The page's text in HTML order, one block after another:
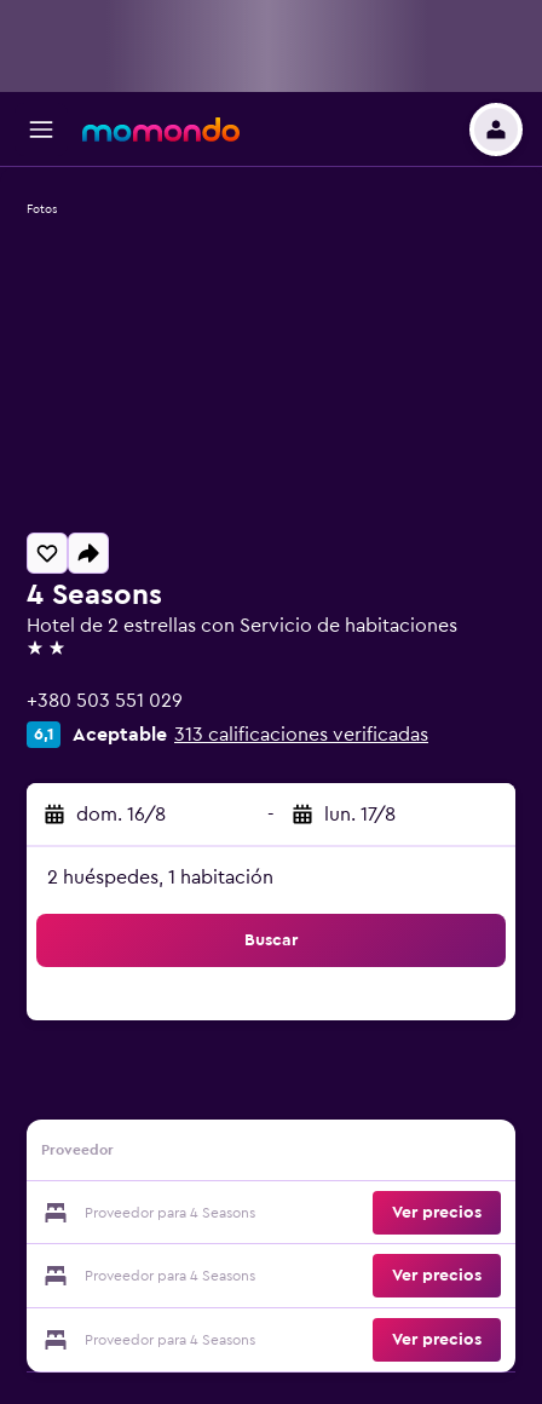
4 Seasons
Hotel de 2 estrellas con Servicio de habitaciones
2 estrellas
+380 503 551 029
6,1 Aceptable 313 calificaciones verificadas
dom. 16/8 - lun. 17/8
2 huéspedes, 1 habitación
Buscar
Proveedor
Proveedor para 4 Seasons Ver precios
Proveedor para 4 Seasons Ver precios
Proveedor para 4 Seasons Ver precios
Fotos